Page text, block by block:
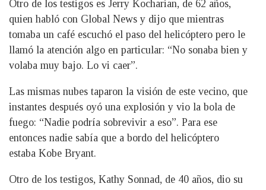
Otro de los testigos es Jerry Kocharian, de 62 años,
quien habló con Global News y dijo que mientras
tomaba un café escuchó el paso del helicóptero pero le
llamó la atención algo en particular: “No sonaba bien y
volaba muy bajo. Lo vi caer”.
Las mismas nubes taparon la visión de este vecino, que
instantes después oyó una explosión y vio la bola de
fuego: “Nadie podría sobrevivir a eso”. Para ese
entonces nadie sabía que a bordo del helicóptero
estaba Kobe Bryant.
Otro de los testigos, Kathy Sonnad, de 40 años, dio su